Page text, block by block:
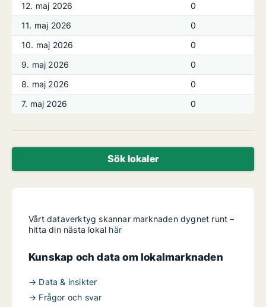
12. maj 2026
0
11. maj 2026
0
10. maj 2026
0
9. maj 2026
0
8. maj 2026
0
7. maj 2026
0
Sök lokaler
Vårt dataverktyg skannar marknaden dygnet runt –
hitta din nästa lokal här
Kunskap och data om lokalmarknaden
→ Data & insikter
→ Frågor och svar